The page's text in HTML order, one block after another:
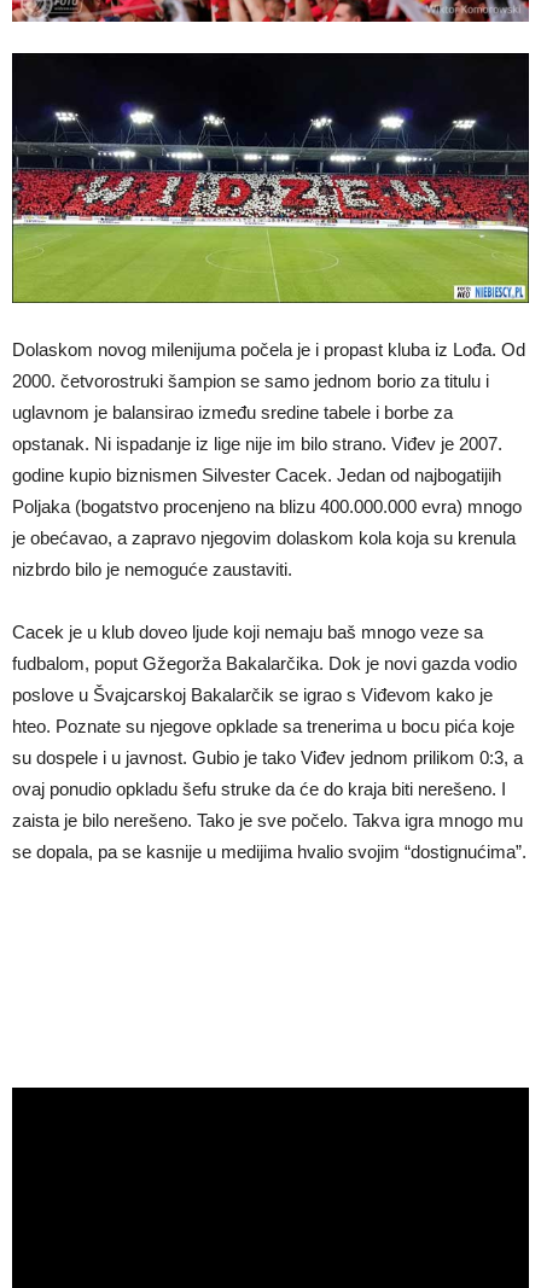
Dolaskom novog milenijuma počela je i propast kluba iz Lođa. Od
2000. četvorostruki šampion se samo jednom borio za titulu i
uglavnom je balansirao između sredine tabele i borbe za
opstanak. Ni ispadanje iz lige nije im bilo strano. Viđev je 2007.
godine kupio biznismen Silvester Cacek. Jedan od najbogatijih
Poljaka (bogatstvo procenjeno na blizu 400.000.000 evra) mnogo
je obećavao, a zapravo njegovim dolaskom kola koja su krenula
nizbrdo bilo je nemoguće zaustaviti.
Cacek je u klub doveo ljude koji nemaju baš mnogo veze sa
fudbalom, poput Gžegorža Bakalarčika. Dok je novi gazda vodio
poslove u Švajcarskoj Bakalarčik se igrao s Viđevom kako je
hteo. Poznate su njegove opklade sa trenerima u bocu pića koje
su dospele i u javnost. Gubio je tako Viđev jednom prilikom 0:3, a
ovaj ponudio opkladu šefu struke da će do kraja biti nerešeno. I
zaista je bilo nerešeno. Tako je sve počelo. Takva igra mnogo mu
se dopala, pa se kasnije u medijima hvalio svojim “dostignućima”.